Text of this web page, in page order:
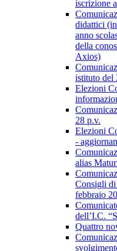
iscrizione
didattici
anno
della
Axios)
istituto del
Elezioni
28 p.v.
Elezioni
-
alias
Consigli di
febbraio
dell’I.C.
Quattro